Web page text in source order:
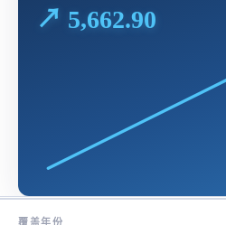
↗ 5,662.90
覆盖年份